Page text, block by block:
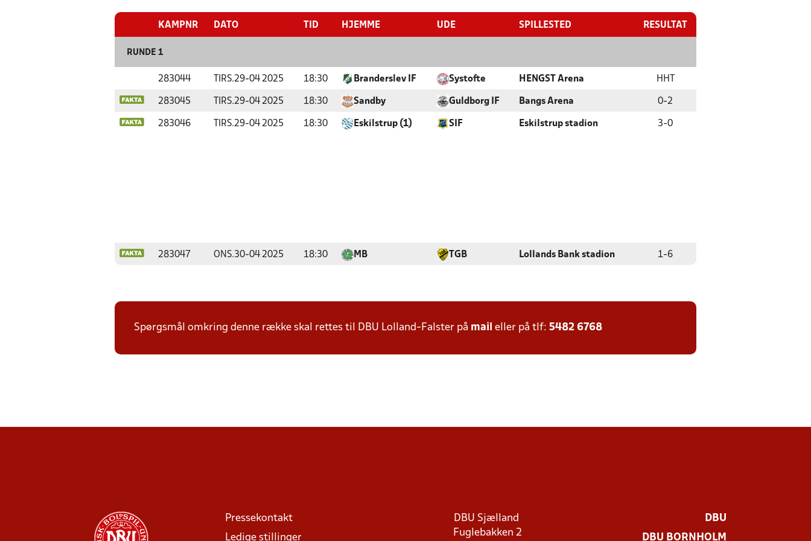
KAMPNR DATO TID HJEMME UDE SPILLESTED RESULTAT
RUNDE 1
283044 TIRS.29-04 2025 18:30 Branderslev IF Systofte HENGST Arena HHT
283045 TIRS.29-04 2025 18:30 Sandby Guldborg IF Bangs Arena 0-2
283046 TIRS.29-04 2025 18:30 Eskilstrup (1) SIF Eskilstrup stadion 3-0
283047 ONS.30-04 2025 18:30 MB TGB Lollands Bank stadion 1-6
Spørgsmål omkring denne række skal rettes til DBU Lolland-Falster på mail eller på tlf: 5482 6768
Pressekontakt
Ledige stillinger
DBU Sjælland
Fuglebakken 2
DBU
DBU BORNHOLM